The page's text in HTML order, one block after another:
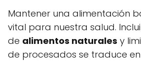
Mantener una alimentación
vital para nuestra salud.
de alimentos naturales y
de procesados se traduce